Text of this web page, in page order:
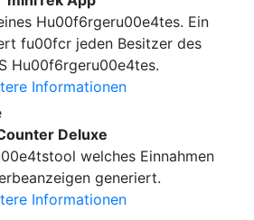
Hu00f6rgeru00e4tes. Ein
fu00fcr jeden Besitzer des
Hu00f6rgeru00e4tes.
Informationen
Deluxe
welches Einnahmen
generiert.
Informationen